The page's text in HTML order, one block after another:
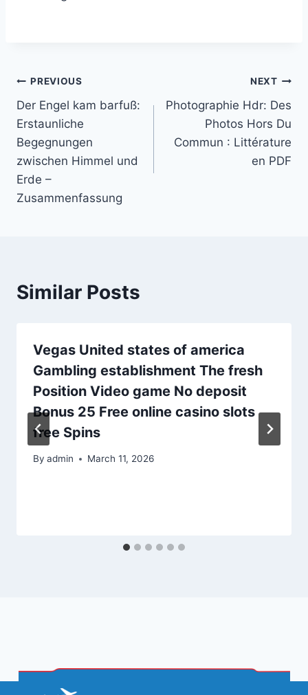
PREVIOUS
Der Engel kam barfuß:
Erstaunliche
Begegnungen
zwischen Himmel und
Erde –
Zusammenfassung
NEXT
Photographie Hdr: Des
Photos Hors Du
Commun : Littérature
en PDF
Similar Posts
Vegas United states of america
Gambling establishment The fresh
Position Video game No deposit
Bonus 25 Free online casino slots
free Spins
By admin March 11, 2026